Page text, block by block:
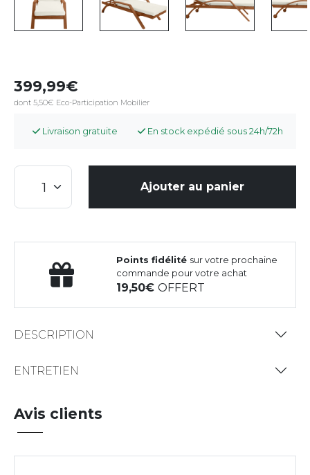
399,99
dont 5,50€ Eco-Participation Mobilier
Livraison gratuite En stock expédié sous 24h/72h
Ajouter au panier
Points fidélité sur votre prochaine
commande pour votre achat
19,50OFFERT
DESCRIPTION
ENTRETIEN
Avis clients